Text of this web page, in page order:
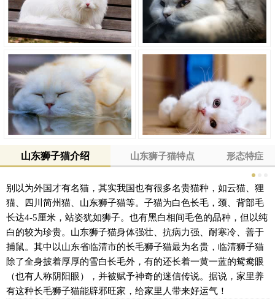
山东狮子猫介绍 山东狮子猫特点 形态特症
别以为外国才有名猫，其实我国也有很多名贵猫种，如云猫、狸
猫、四川简州猫、山东狮子猫等。子猫为白色长毛，颈、背部毛
长达4-5厘米，站姿犹如狮子。也有黑白相间毛色的品种，但以纯
白的较为珍贵。山东狮子猫身体强壮、抗病力强、耐寒冷、善于
捕鼠。其中以山东省临清市的长毛狮子猫最为名贵，临清狮子猫
除了全身披着厚厚的雪白长毛外，有的还长着一黄一蓝的鸳鸯眼
（也有人称阴阳眼），并被赋予神奇的迷信传说。据说，家里养
有这种长毛狮子猫能辟邪旺家，给家里人带来好运气！